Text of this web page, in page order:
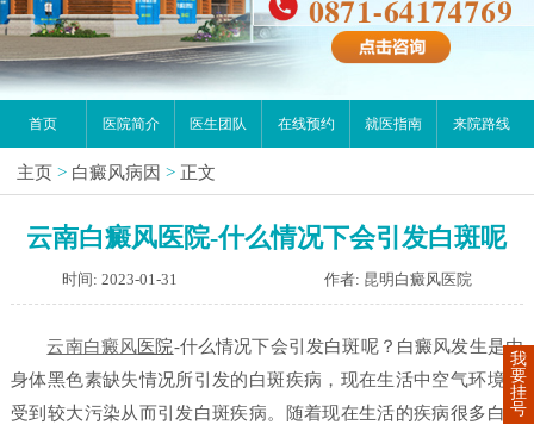
首页 医院简介 医生团队 在线预约 就医指南 来院路线
主页 > 白癜风病因 > 正文
云南白癜风医院-什么情况下会引发白斑呢
时间: 2023-01-31 作者: 昆明白癜风医院
云南白癜风医院-什么情况下会引发白斑呢？白癜风发生是由
身体黑色素缺失情况所引发的白斑疾病，现在生活中空气环境都
受到较大污染从而引发白斑疾病。随着现在生活的疾病很多白斑
我
要
挂
号